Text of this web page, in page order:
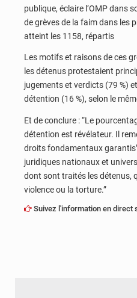
publique, éclaire l’OMP dans
de grèves de la faim dans les
atteint les 1158, répartis
Les motifs et raisons de ces
les détenus protestaient
jugements et verdicts (79 %)
détention (16 %), selon le
Et de conclure : “Le
détention est révélateur. Il
droits fondamentaux
juridiques nationaux et
dont sont traités les détenus,
violence ou la torture.”
Suivez l'information en direct